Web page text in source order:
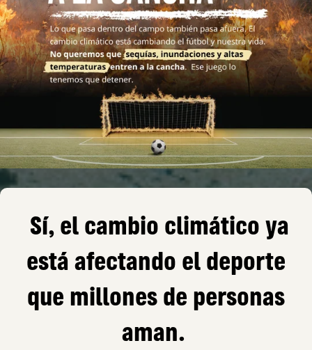
Sí, el cambio climático ya
está afectando el deporte
que millones de personas
aman.